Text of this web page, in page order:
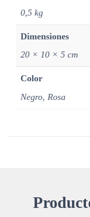
0,5 kg
Dimensiones
20 × 10 × 5 cm
Color
Negro, Rosa